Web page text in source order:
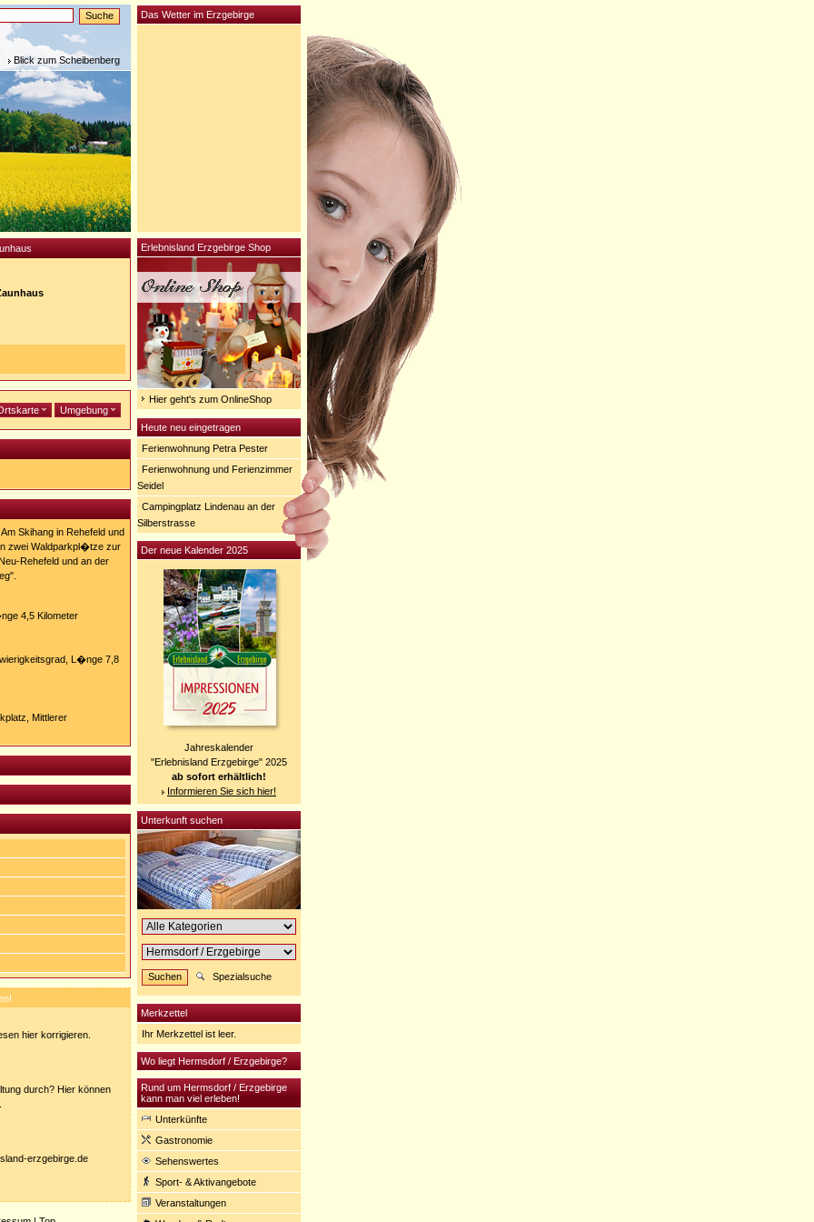
Blick zum Scheibenberg
Umgebung
Skihang in Rehefeld und
zwei Waldparkpl�tze zur
Rehefeld und an der
4,5 Kilometer
L�nge 7,8
Mittlerer
hier korrigieren.
durch? Hier können
erzgebirge.de
Erlebnisland Erzgebirge Shop
Hier geht's zum OnlineShop
Heute neu eingetragen
Ferienwohnung Petra Pester
Ferienwohnung und Ferienzimmer
Seidel
Campingplatz Lindenau an der
Silberstrasse
Der neue Kalender 2025
Jahreskalender
"Erlebnisland Erzgebirge" 2025
ab sofort erhältlich!
Informieren Sie sich hier!
Unterkunft suchen
Spezialsuche
Merkzettel
Ihr Merkzettel ist leer.
Wo liegt Hermsdorf / Erzgebirge?
Rund um Hermsdorf / Erzgebirge
kann man viel erleben!
Unterkünfte
Gastronomie
Sehenswertes
Sport- & Aktivangebote
Veranstaltungen
Das Wetter im Erzgebirge